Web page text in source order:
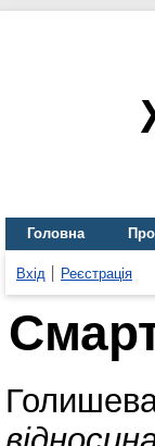
Головна
Вхід Реєстрація